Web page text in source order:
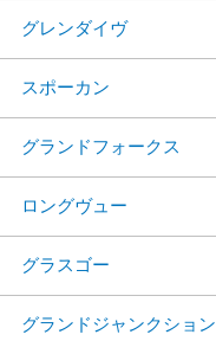
グレンダイヴ
スポーカン
グランドフォークス
ロングヴュー
グラスゴー
グランドジャンクション